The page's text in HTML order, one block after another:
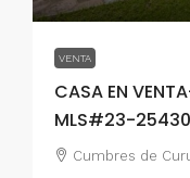
VENTA
CASA EN
MLS#23-25430
Cumbres de